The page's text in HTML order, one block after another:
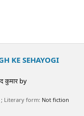
KE SEHAYOGI
कुमार by
; Literary form: Not fiction